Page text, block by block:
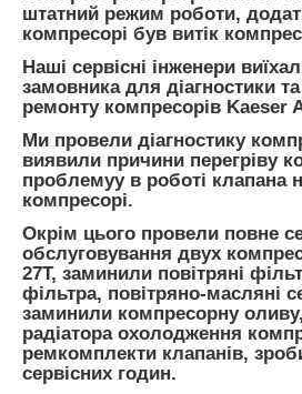
штатний режим роботи,
компресорі був витік
Наші сервісні інженери
замовника для діагностики та
ремонту компресорів Kaeser
Ми провели діагностику
виявили причини перегріву
проблемуу в роботі клапана
компресорі.
Окрім цього провели повне
обслуговування двух
27T, заминили повітряні
фільтра, повітряно-масляні
заминили компресорну
радіатора охолодження
ремкомплекти клапанів,
сервісних годин.